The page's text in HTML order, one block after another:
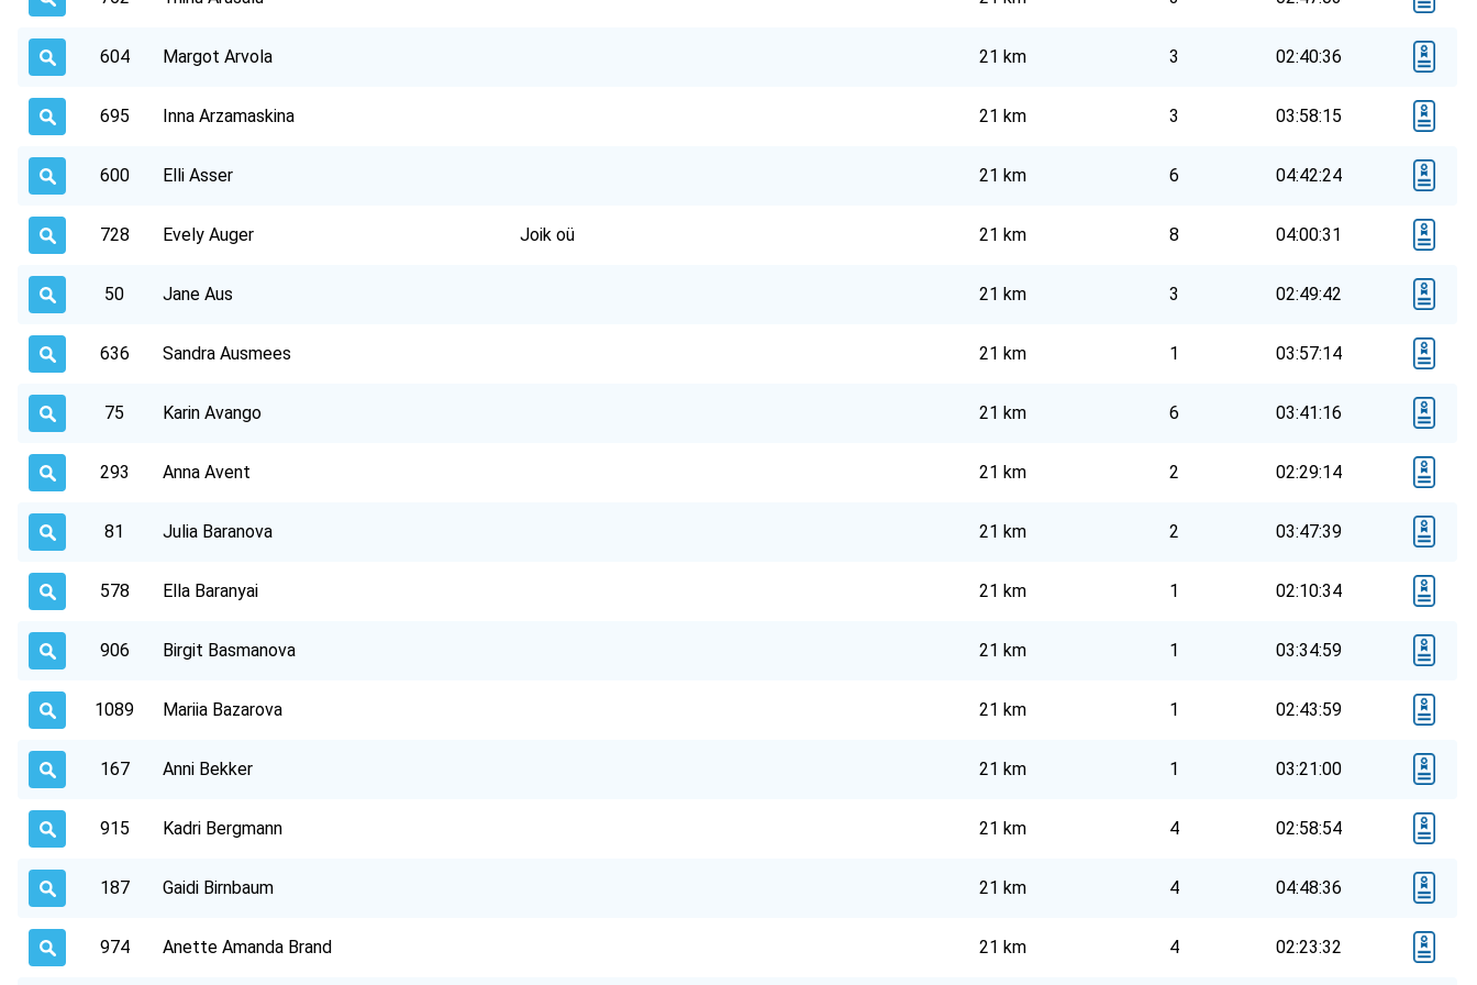
604 Margot Arvola 21 km 3 02:40:36
695 Inna Arzamaskina 21 km 3 03:58:15
600 Elli Asser 21 km 6 04:42:24
728 Evely Auger Joik oü 21 km 8 04:00:31
50 Jane Aus 21 km 3 02:49:42
636 Sandra Ausmees 21 km 1 03:57:14
75 Karin Avango 21 km 6 03:41:16
293 Anna Avent 21 km 2 02:29:14
81 Julia Baranova 21 km 2 03:47:39
578 Ella Baranyai 21 km 1 02:10:34
906 Birgit Basmanova 21 km 1 03:34:59
1089 Mariia Bazarova 21 km 1 02:43:59
167 Anni Bekker 21 km 1 03:21:00
915 Kadri Bergmann 21 km 4 02:58:54
187 Gaidi Birnbaum 21 km 4 04:48:36
974 Anette Amanda Brand 21 km 4 02:23:32